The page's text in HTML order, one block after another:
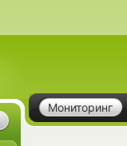
Мониторинг